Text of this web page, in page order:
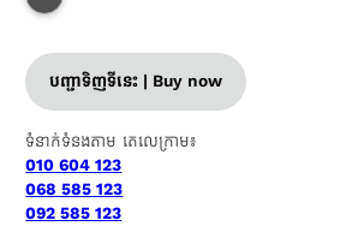
បញ្ជាទិញទីនេះ | Buy now
ទំនាក់ទំនងតាម តេលេក្រាម៖
010 604 123
068 585 123
092 585 123